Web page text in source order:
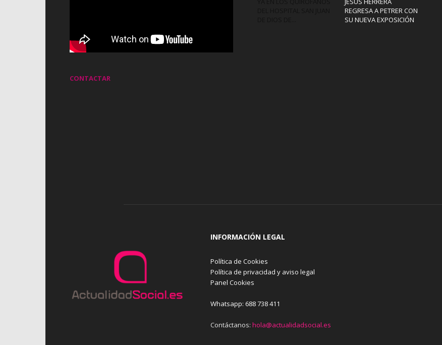
CONTACTAR
REGRESA A PETRER CON
SU NUEVA EXPOSICIÓN
INFORMACIÓN LEGAL
Política de Cookies
Política de privacidad y aviso legal
Panel Cookies
Whatsapp: 688 738 411
Contáctanos: hola@actualidadsocial.es